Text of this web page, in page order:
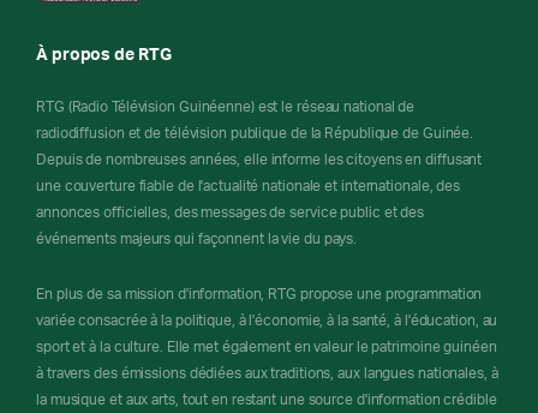
À propos de RTG
RTG (Radio Télévision Guinéenne) est le réseau national de
radiodiffusion et de télévision publique de la République de Guinée.
Depuis de nombreuses années, elle informe les citoyens en diffusant
une couverture fiable de l'actualité nationale et internationale, des
annonces officielles, des messages de service public et des
événements majeurs qui façonnent la vie du pays.
En plus de sa mission d'information, RTG propose une programmation
variée consacrée à la politique, à l'économie, à la santé, à l'éducation, au
sport et à la culture. Elle met également en valeur le patrimoine guinéen
à travers des émissions dédiées aux traditions, aux langues nationales, à
la musique et aux arts, tout en restant une source d'information crédible